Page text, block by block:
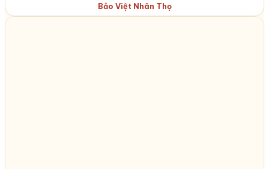
Bảo Việt Nhân Thọ